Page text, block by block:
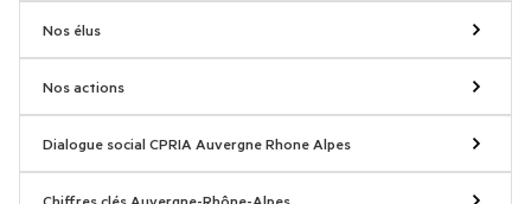
Nos élus
Nos actions
Dialogue social CPRIA Auvergne Rhone Alpes
Chiffres clés Auvergne-Rhône-Alpes